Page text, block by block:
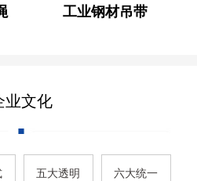
工业钢材吊带
业文化
五大透明 六大统一